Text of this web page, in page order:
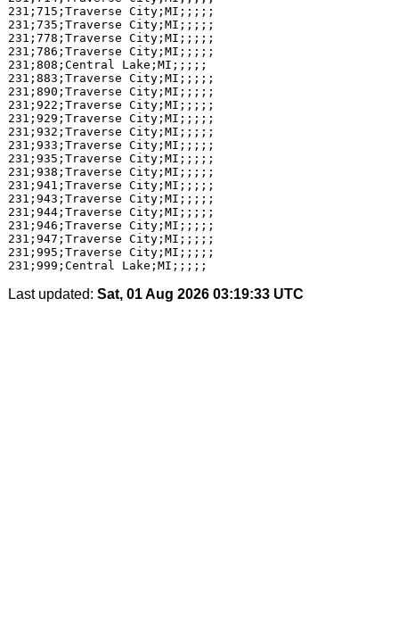
231;715;Traverse City;MI;;;;;
231;735;Traverse City;MI;;;;;
231;778;Traverse City;MI;;;;;
231;786;Traverse City;MI;;;;;
231;808;Central Lake;MI;;;;;
231;883;Traverse City;MI;;;;;
231;890;Traverse City;MI;;;;;
231;922;Traverse City;MI;;;;;
231;929;Traverse City;MI;;;;;
231;932;Traverse City;MI;;;;;
231;933;Traverse City;MI;;;;;
231;935;Traverse City;MI;;;;;
231;938;Traverse City;MI;;;;;
231;941;Traverse City;MI;;;;;
231;943;Traverse City;MI;;;;;
231;944;Traverse City;MI;;;;;
231;946;Traverse City;MI;;;;;
231;947;Traverse City;MI;;;;;
231;995;Traverse City;MI;;;;;
Last updated: Sat, 01 Aug 2026 03:19:33 UTC